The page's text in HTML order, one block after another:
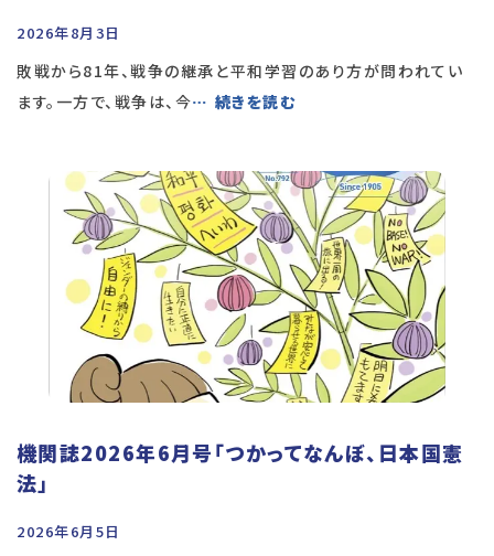
2026年8月3日
敗戦から81年、戦争の継承と平和学習のあり方が問われてい
ます。一方で、戦争は、今… 続きを読む
機関誌2026年6月号「つかってなんぼ、日本国憲
法」
2026年6月5日